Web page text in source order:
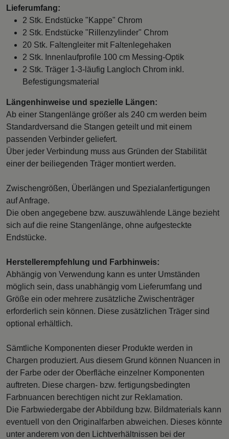
Lieferumfang:
2 Stk. Endstücke "Kappe" Chrom
2 Stk. Endstücke "Rillenzylinder" Chrom
20 Stk. Faltengleiter mit Faltenlegehaken
2 Stk. Innenlaufprofile 100 cm Messing-Optik
2 Stk. Träger 1-3-läufig Langloch Chrom inkl.
Befestigungsmaterial
Längenhinweise und spezielle Längen:
Ab einer Stangenlänge größer als 240 cm werden beim
Standardversand die Stangen geteilt und mit einem
passenden Verbinder geliefert.
Über jeder Verbindung muss aus Gründen der Stabilität
einer der beiliegenden Träger montiert werden.
Zwischengrößen, Überlängen und Spezialanfertigungen
auf Anfrage.
Die oben angegebene bzw. auszuwählende Länge bezieht
sich auf die reine Stangenlänge, ohne aufgesteckte
Endstücke.
Herstellerempfehlung und Farbhinweis:
Abhängig von Verwendung kann es unter Umständen
möglich sein, dass unabhängig vom Lieferumfang und
Größe ein oder mehrere zusätzliche Zwischenträger
erforderlich sein können. Diese zusätzlichen Träger sind
optional erhältlich.
Sämtliche Komponenten dieser Produkte werden in
Chargen produziert. Aus diesem Grund können Nuancen in
der Farbe oder der Oberfläche einzelner Komponenten
auftreten. Diese chargen- bzw. fertigungsbedingten
Farbnuancen berechtigen nicht zur Reklamation.
Die Farbwiedergabe der Abbildung bzw. Bildmaterials kann
eventuell von den Originalfarben abweichen. Dieses könnte
unter anderem von den Lichtverhältnissen bei der